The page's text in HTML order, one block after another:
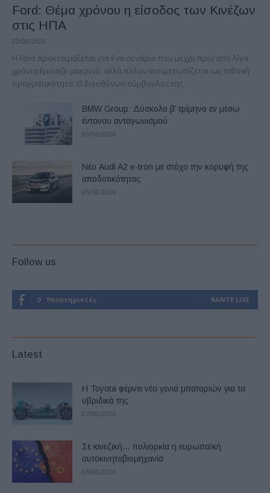
Ford: Θέμα χρόνου η είσοδος των Κινέζων
στις ΗΠΑ
03/08/2026
Η Ford προετοιμάζεται για ένα σενάριο που μέχρι πριν από λίγα
χρόνια έμοιαζε μακρινό, αλλά πλέον αντιμετωπίζεται ως πιθανή
πραγματικότητα. Ο διευθύνων σύμβουλος της...
BMW Group: Δύσκολο β’ τρίμηνο εν μέσω
έντονου ανταγωνισμού
03/08/2026
Νέο Audi A2 e-tron με στόχο την κορυφή της
αποδοτικότητας
05/08/2026
Follow us
0 Υποστηρικτές ΚΆΝΤΕ LIKE
Latest
Η Toyota φέρνει νέα γενιά μπαταριών για τα
υβριδικά της
07/08/2026
Σε κινεζική… πολιορκία η ευρωπαϊκή
αυτοκινητοβιομηχανία
06/08/2026